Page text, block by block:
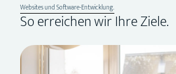
Websites und Software-Entwicklung.
So erreichen wir Ihre Ziele.